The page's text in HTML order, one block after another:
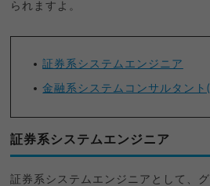
られますよ。
証券系システムエンジニア
金融系システムコンサルタント
証券系システムエンジニア
証券系システムエンジニアとして、